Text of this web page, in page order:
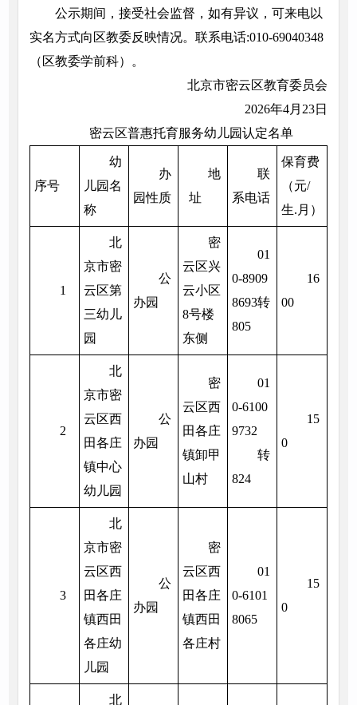
公示期间，接受社会监督，如有异议，可来电以
实名方式向区教委反映情况。联系电话:010-69040348
（区教委学前科）。
北京市密云区教育委员会
2026年4月23日
密云区普惠托育服务幼儿园认定名单
序号
幼
儿园名
称
办
园性质
地
址
联
系电话
保育费
（元/
生.月）
1
北
京市密
云区第
三幼儿
园
公
办园
密
云区兴
云小区
8号楼
东侧
01
0-8909
8693转
805
16
00
2
北
京市密
云区西
田各庄
镇中心
幼儿园
公
办园
密
云区西
田各庄
镇卸甲
山村
01
0-6100
9732
转
824
15
0
3
北
京市密
云区西
田各庄
镇西田
各庄幼
儿园
公
办园
密
云区西
田各庄
镇西田
各庄村
01
0-6101
8065
15
0
北